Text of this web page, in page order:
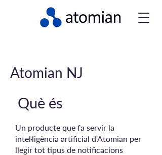
Atomian NJ
Què és
Un producte que fa servir la
intel·ligència artificial d'Atomian per
llegir tot tipus de notificacions